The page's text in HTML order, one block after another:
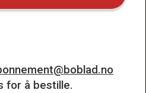
for å bestille.